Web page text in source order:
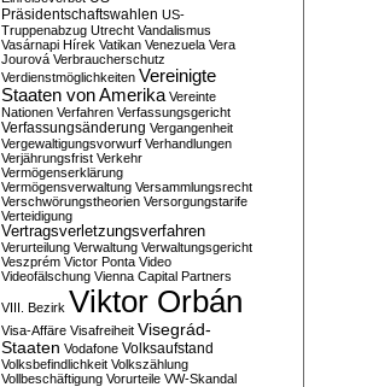
Präsidentschaftswahlen US-
Truppenabzug Utrecht Vandalismus
Vasárnapi Hírek Vatikan Venezuela Vera
Jourová Verbraucherschutz
Verdienstmöglichkeiten Vereinigte
Staaten von Amerika Vereinte
Nationen Verfahren Verfassungsgericht
Verfassungsänderung Vergangenheit
Vergewaltigungsvorwurf Verhandlungen
Verjährungsfrist Verkehr
Vermögenserklärung
Vermögensverwaltung Versammlungsrecht
Verschwörungstheorien Versorgungstarife
Verteidigung
Vertragsverletzungsverfahren
Verurteilung Verwaltung Verwaltungsgericht
Veszprém Victor Ponta Video
Videofälschung Vienna Capital Partners
VIII. Bezirk Viktor Orbán
Visa-Affäre Visafreiheit Visegrád-
Staaten Vodafone Volksaufstand
Volksbefindlichkeit Volkszählung
Vollbeschäftigung Vorurteile VW-Skandal